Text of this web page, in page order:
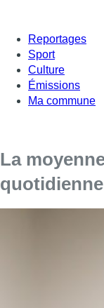
Reportages
Sport
Culture
Émissions
Ma commune
La